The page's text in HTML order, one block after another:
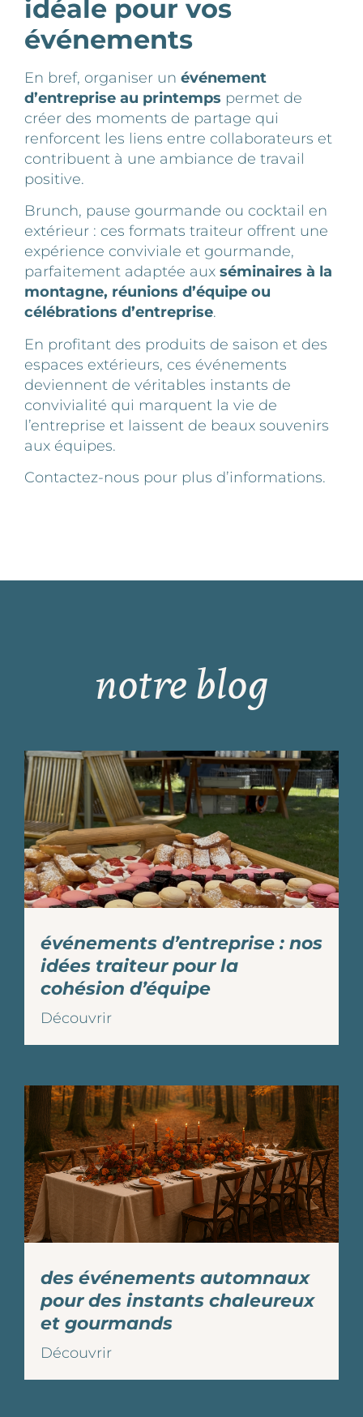
idéale pour vos
événements
En bref, organiser un événement
d’entreprise au printemps permet de
créer des moments de partage qui
renforcent les liens entre collaborateurs et
contribuent à une ambiance de travail
positive.
Brunch, pause gourmande ou cocktail en
extérieur : ces formats traiteur offrent une
expérience conviviale et gourmande,
parfaitement adaptée aux séminaires à la
montagne, réunions d’équipe ou
célébrations d’entreprise.
En profitant des produits de saison et des
espaces extérieurs, ces événements
deviennent de véritables instants de
convivialité qui marquent la vie de
l’entreprise et laissent de beaux souvenirs
aux équipes.
Contactez-nous pour plus d’informations.
notre blog
événements d’entreprise : nos
idées traiteur pour la
cohésion d’équipe
Découvrir
des événements automnaux
pour des instants chaleureux
et gourmands
Découvrir